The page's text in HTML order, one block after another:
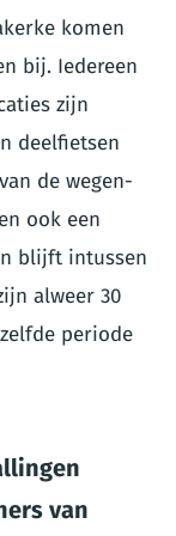
komen
bij. Iedereen
zijn
deelfietsen
de wegen-
ook een
blijft intussen
alweer 30
periode
van